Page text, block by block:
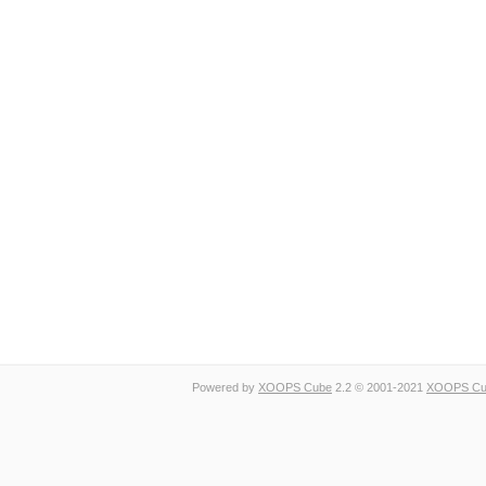
Powered by XOOPS Cube 2.2 © 2001-2021 XOOPS